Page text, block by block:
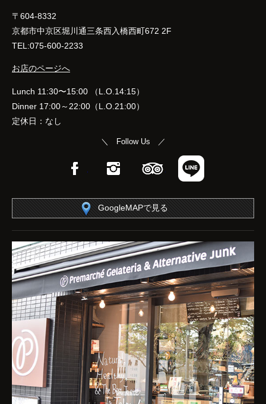
〒604-8332
京都市中京区堀川通三条西入橋西町672 2F
TEL:075-600-2233
お店のページへ
Lunch 11:30〜15:00 （L.O.14:15）
Dinner 17:00～22:00（L.O.21:00）
定休日：なし
＼ Follow Us ／
FacebookInstagramTripAdvisor
GoogleMAPで見る